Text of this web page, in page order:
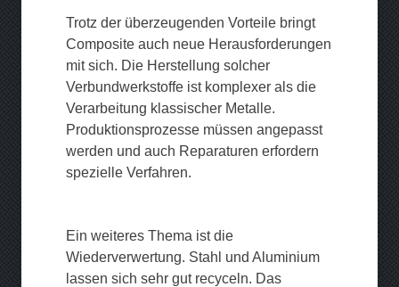
Trotz der überzeugenden Vorteile bringt
Composite auch neue Herausforderungen
mit sich. Die Herstellung solcher
Verbundwerkstoffe ist komplexer als die
Verarbeitung klassischer Metalle.
Produktionsprozesse müssen angepasst
werden und auch Reparaturen erfordern
spezielle Verfahren.
Ein weiteres Thema ist die
Wiederverwertung. Stahl und Aluminium
lassen sich sehr gut recyceln. Das